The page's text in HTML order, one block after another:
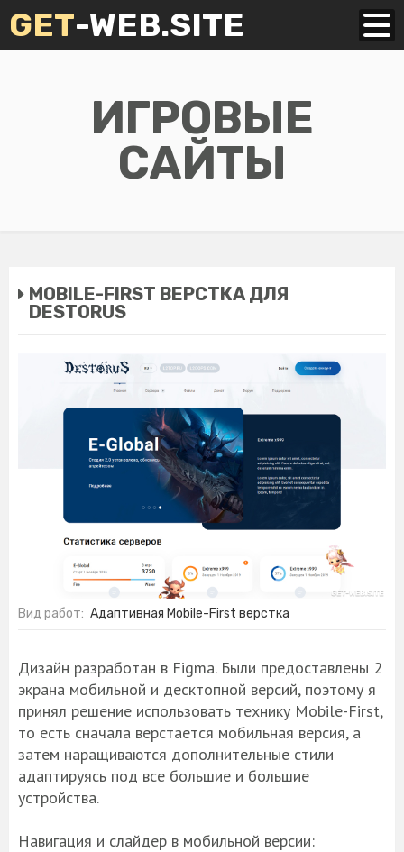
GET-WEB.SITE
ИГРОВЫЕ
САЙТЫ
MOBILE-FIRST ВЕРСТКА ДЛЯ
DESTORUS
Вид работ: Адаптивная Mobile-First верстка
Дизайн разработан в Figma. Были предоставлены 2
экрана мобильной и десктопной версий, поэтому я
принял решение использовать технику Mobile-First,
то есть сначала верстается мобильная версия, а
затем наращиваются дополнительные стили
адаптируясь под все большие и большие
устройства.
Навигация и слайдер в мобильной версии: